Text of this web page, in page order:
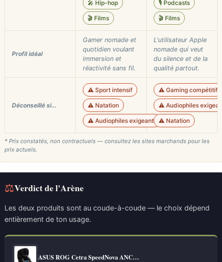
🎤 Hip-hop
🎬 Films
🎙️ Podcasts
🎬 Films
Profil idéal
Gamer nomade et
quotidien voulant
immersion et
réactivité sans fil.
L'utilisateur Apple
nomade qui veut
du silence et de la
qualité partout.
Déconseillé si…
⚠️ Sport intensif
⚠️ Natation
⚠️ Audiophiles exigeants
⚠️ Gaming compétitif
⚠️ Audiophiles
⚠️ Natation
* Prix constatés, non contractuels — consultez les sites marchands pour les
prix actuels.
⚖Verdict de l'Arène
Les deux produits sont au coude-à-coude — le choix dépend
entièrement de ton usage.
ASUS ROG Cetra SpeedNova ANC…